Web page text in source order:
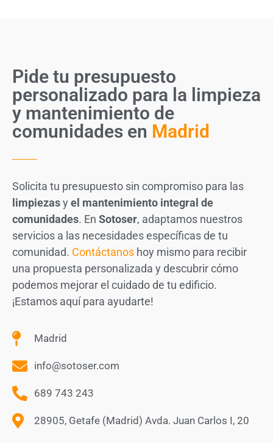
Pide tu presupuesto
personalizado para la limpieza
y mantenimiento de
comunidades en Madrid
Solicita tu presupuesto sin compromiso para las
limpiezasy el mantenimiento integral de
comunidades. En Sotoser, adaptamos nuestros
servicios a las necesidades específicas de tu
comunidad. Contáctanos hoy mismo para recibir
una propuesta personalizada y descubrir cómo
podemos mejorar el cuidado de tu edificio.
¡Estamos aquí para ayudarte!
Madrid
info@sotoser.com
689 743 243
28905, Getafe (Madrid) Avda. Juan Carlos I, 20